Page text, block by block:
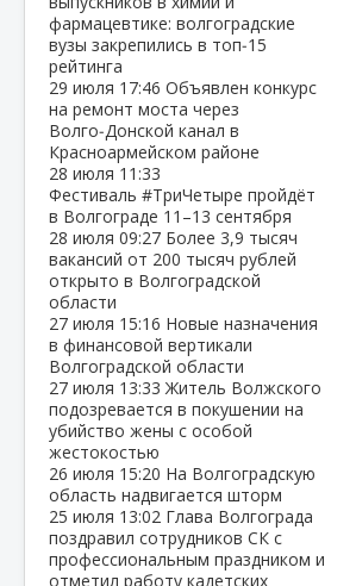
фармацевтике: волгоградские
вузы закрепились в топ‑15
рейтинга
29 июля 17:46 Объявлен конкурс
на ремонт моста через
Волго‑Донской канал в
Красноармейском районе
28 июля 11:33
Фестиваль #ТриЧетыре пройдёт
в Волгограде 11–13 сентября
28 июля 09:27 Более 3,9 тысяч
вакансий от 200 тысяч рублей
открыто в Волгоградской
области
27 июля 15:16 Новые назначения
в финансовой вертикали
Волгоградской области
27 июля 13:33Житель Волжского
подозревается в покушении на
убийство жены с особой
жестокостью
26 июля 15:20 На Волгоградскую
область надвигается шторм
25 июля 13:02 Глава Волгограда
поздравил сотрудников СК с
профессиональным праздником и
отметил работу кадетских